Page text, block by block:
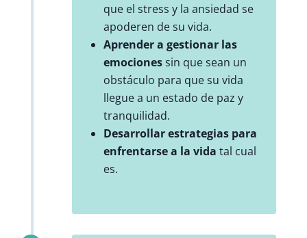
que el stress y la ansiedad se
apoderen de su vida.
Aprender a gestionar las
emocionessin que sean un
obstáculo para que su vida
llegue a un estado de paz y
tranquilidad.
Desarrollar estrategias para
enfrentarse a la vida tal cual
es.